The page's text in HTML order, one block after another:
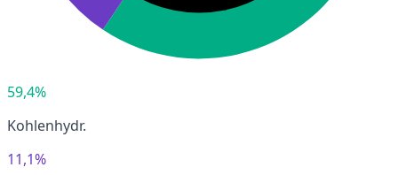
59,4%
Kohlenhydr.
11,1%